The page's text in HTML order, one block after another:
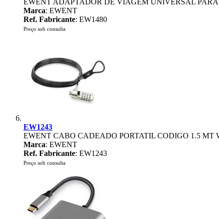
EWENT ADAPTADOR DE VIAGEM UNIVERSAL
Marca: EWENT
Ref. Fabricante: EW1480
Preço sob consulta
EW1243
EWENT CABO CADEADO PORTATIL CODIGO 1.5 MT
Marca: EWENT
Ref. Fabricante: EW1243
Preço sob consulta